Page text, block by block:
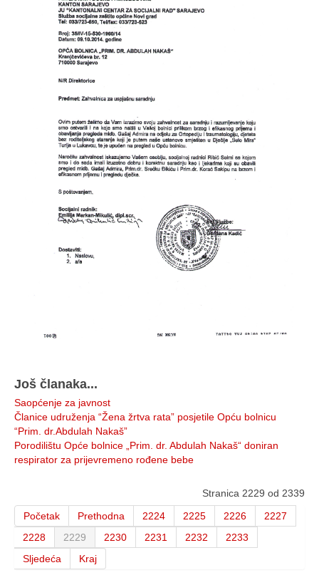
Još članaka...
Saopćenje za javnost
Članice udruženja “Žena žrtva rata” posjetile Opću bolnicu
“Prim. dr.Abdulah Nakaš”
Porodilištu Opće bolnice „Prim. dr. Abdulah Nakaš“ doniran
respirator za prijevremeno rođene bebe
Stranica 2229 od 2339
Početak
Prethodna 2224 2225 2226
2227
2228
2229 2230 2231 2232
2233
Sljedeća
Kraj